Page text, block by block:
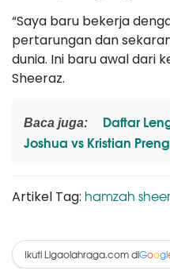
“Saya baru bekerja
pertarungan dan
dunia. Ini baru awal dari
Sheeraz.
Baca juga:
Daftar
Joshua vs Kristian
Artikel Tag: hamzah
Ikuti Ligaolahraga.com diGoogl